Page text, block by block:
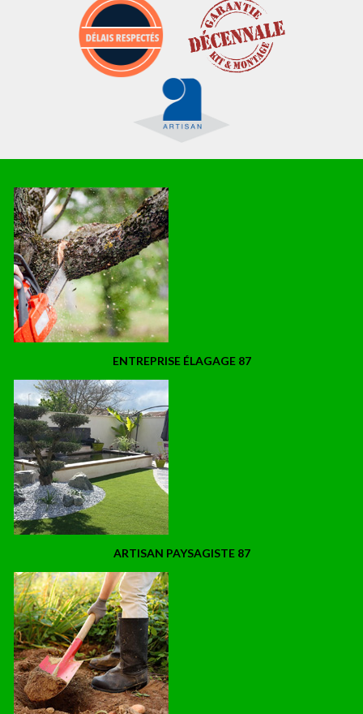
ENTREPRISE ÉLAGAGE 87
ARTISAN PAYSAGISTE 87